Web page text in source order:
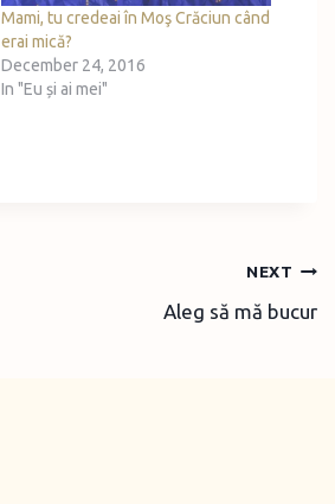
Mami, tu credeai în Moş Crăciun când
erai mică?
December 24, 2016
In "Eu și ai mei"
NEXT
Aleg să mă bucur